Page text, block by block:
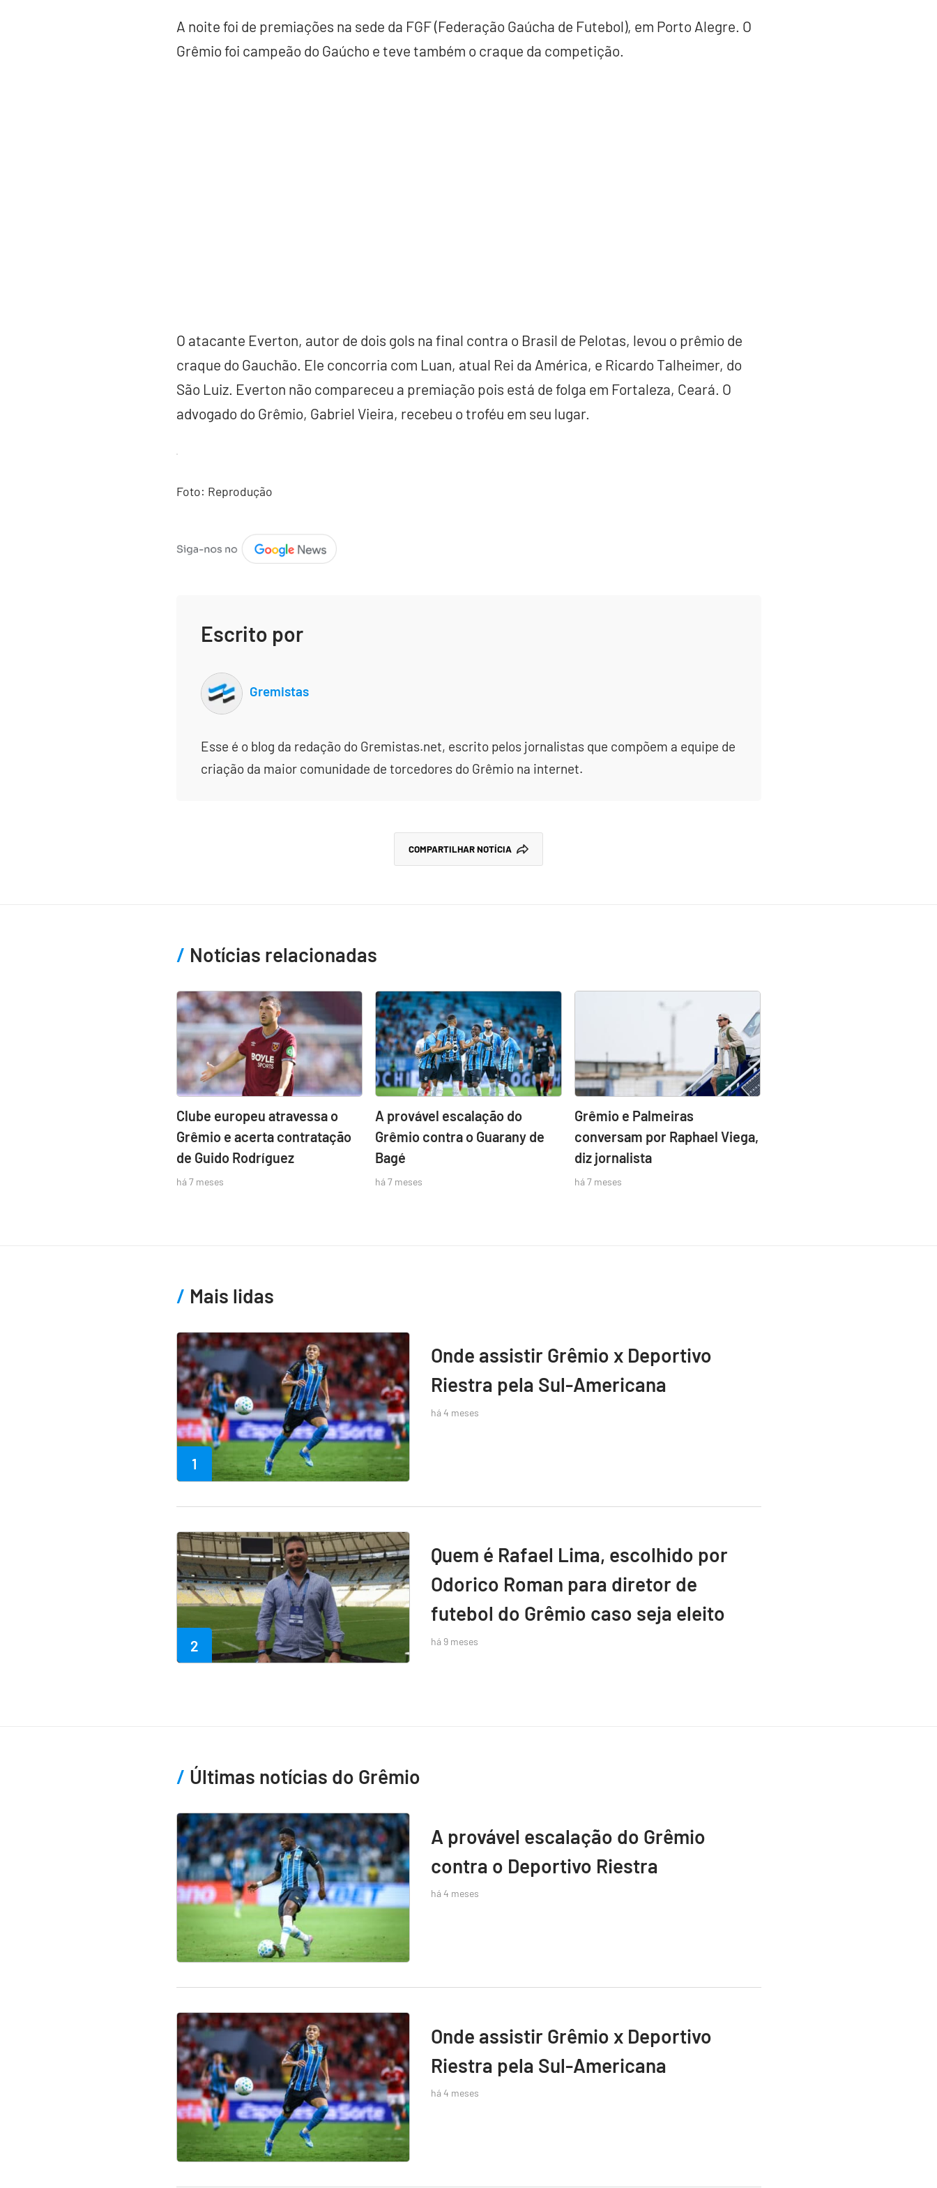
A noite foi de premiações na sede da FGF (Federação Gaúcha de Futebol), em Porto Alegre. O
Grêmio foi campeão do Gaúcho e teve também o craque da competição.
O atacante Everton, autor de dois gols na final contra o Brasil de Pelotas, levou o prêmio de
craque do Gauchão. Ele concorria com Luan, atual Rei da América, e Ricardo Talheimer, do
São Luiz. Everton não compareceu a premiação pois está de folga em Fortaleza, Ceará. O
advogado do Grêmio, Gabriel Vieira, recebeu o troféu em seu lugar.
Foto: Reprodução
Escrito por
Gremistas
Esse é o blog da redação do Gremistas.net, escrito pelos jornalistas que compõem a equipe de
criação da maior comunidade de torcedores do Grêmio na internet.
COMPARTILHAR NOTÍCIA
Notícias relacionadas
Clube europeu atravessa o
Grêmio e acerta contratação
de Guido Rodríguez
há 7 meses
A provável escalação do
Grêmio contra o Guarany de
Bagé
há 7 meses
Grêmio e Palmeiras
conversam por Raphael Viega,
diz jornalista
há 7 meses
Mais lidas
1
Onde assistir Grêmio x Deportivo
Riestra pela Sul-Americana
há 4 meses
2
Quem é Rafael Lima, escolhido por
Odorico Roman para diretor de
futebol do Grêmio caso seja eleito
há 9 meses
Últimas notícias do Grêmio
A provável escalação do Grêmio
contra o Deportivo Riestra
há 4 meses
Onde assistir Grêmio x Deportivo
Riestra pela Sul-Americana
há 4 meses